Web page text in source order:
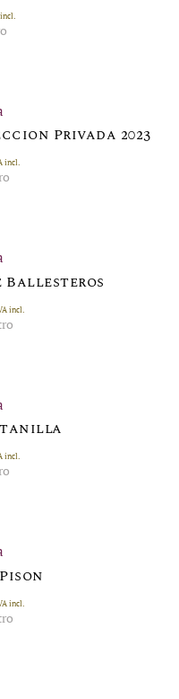
Privada 2023
incl.
Ballesteros
incl.
incl.
incl.